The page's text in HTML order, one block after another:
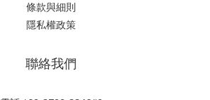
條款與細則
隱私權政策
聯絡我們